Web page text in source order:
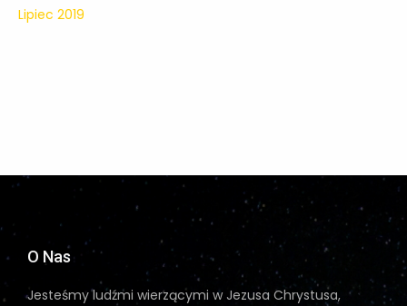
Lipiec 2019
O Nas
Jesteśmy ludźmi wierzącymi w Jezusa Chrystusa,